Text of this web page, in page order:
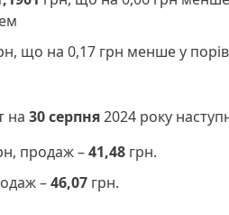
що на 0,17 грн менше у
на 30серпня2024 року
продаж –41,48 грн.
–46,07 грн.